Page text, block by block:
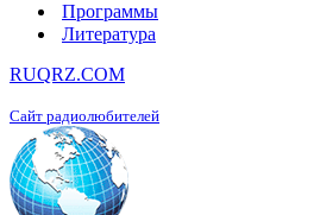
Программы
Литература
RUQRZ.COM
Сайт радиолюбителей